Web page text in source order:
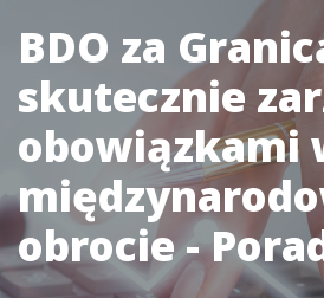
BDO za
skutecznie
obowiązkami
obrocie -